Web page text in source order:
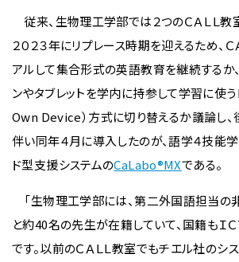
従来、生物理工学部では２つのＣＡＬＬ教
２０２３年にリプレース時期を迎えるため、
アルして集合形式の英語教育を継続するか
ンやタブレットを学内に持参して学習に使
Own Device）方式に切り替えるか議論し、
伴い同年４月に導入したのが、語学４技能
ド型支援システムのCaLabo®MXである。
「生物理工学部には、第二外国語担当の
と約40名の先生が在籍していて、国籍もＩ
です。以前のＣＡＬＬ教室でもチエル社のシ